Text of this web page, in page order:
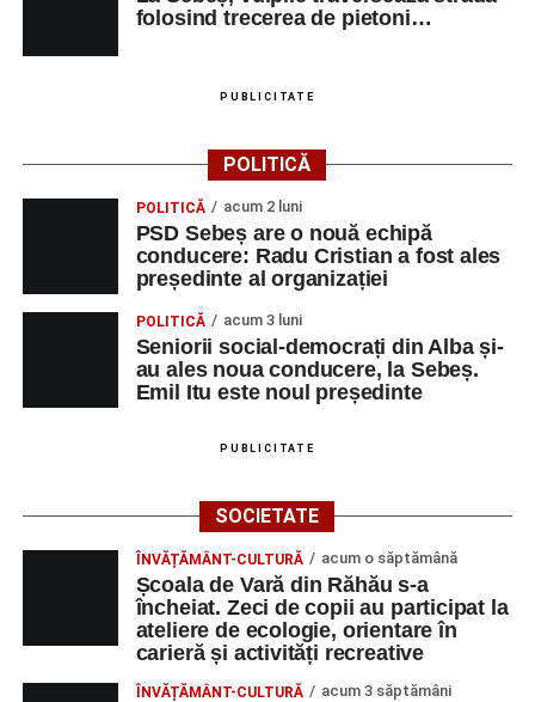
folosind trecerea de pietoni…
PUBLICITATE
POLITICĂ
POLITICĂ acum 2 luni
PSD Sebeș are o nouă echipă
conducere: Radu Cristian a fost ales
președinte al organizației
POLITICĂ acum 3 luni
Seniorii social-democrați din Alba și-
au ales noua conducere, la Sebeș.
Emil Itu este noul președinte
PUBLICITATE
SOCIETATE
ÎNVĂȚĂMÂNT-CULTURĂ acum o săptămână
Școala de Vară din Răhău s-a
încheiat. Zeci de copii au participat la
ateliere de ecologie, orientare în
carieră și activități recreative
ÎNVĂȚĂMÂNT-CULTURĂ acum 3 săptămâni